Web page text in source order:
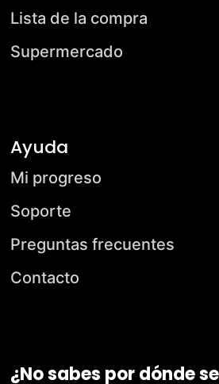
Lista de la compra
Supermercado
Ayuda
Mi progreso
Soporte
Preguntas frecuentes
Contacto
¿No sabes por dónde